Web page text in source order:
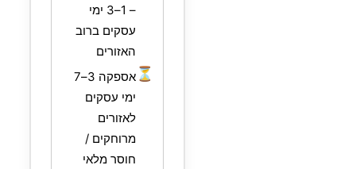
– 1–3 ימי
עסקים ברוב
האזורים
⏳
אספקה 3–7
ימי עסקים
לאזורים
מרוחקים /
חוסר מלאי